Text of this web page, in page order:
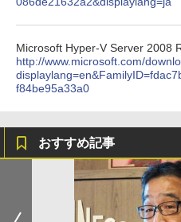
Microsoft Hyper-V Server 2008
http://www.microsoft.com/
f84be95a33a0
おすすめ記事